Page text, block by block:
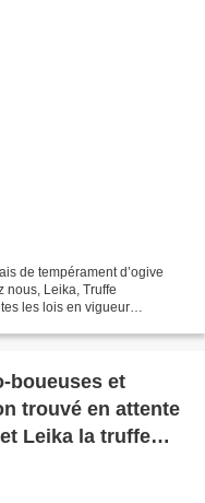
de tempérament d’ogive
nous, Leika, Truffe
les lois en vigueur
boueuses et
trouvé en attente
Leika la truffe